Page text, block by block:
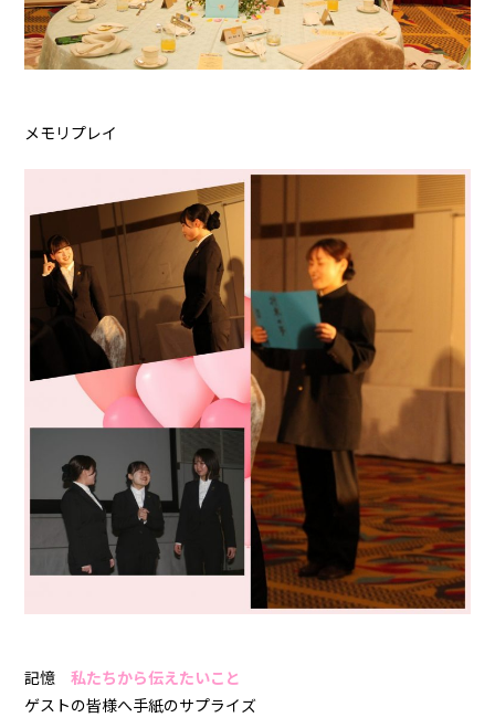
メモリプレイ
記憶私たちから伝えたいこと
ゲストの皆様へ手紙のサプライズ